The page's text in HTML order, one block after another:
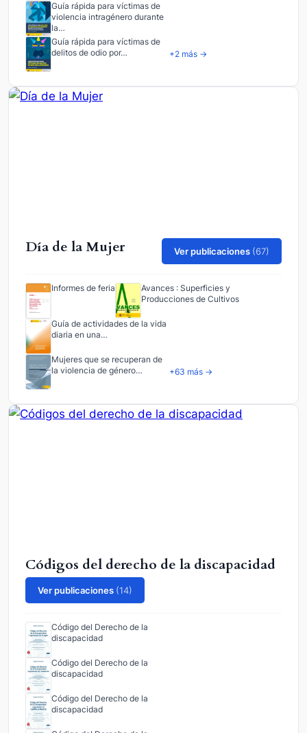
Guía rápida para víctimas de
violencia intragénero durante
la…
Guía rápida para víctimas de
delitos de odio por…
+2 más →
Día de la Mujer Ver publicaciones (67)
Informes de feria
Avances : Superficies y
Producciones de Cultivos
Guía de actividades de la vida
diaria en una…
Mujeres que se recuperan de
la violencia de género…
+63 más →
Códigos del derecho de la discapacidad
Ver publicaciones (14)
Código del Derecho de la
discapacidad
Código del Derecho de la
discapacidad
Código del Derecho de la
discapacidad